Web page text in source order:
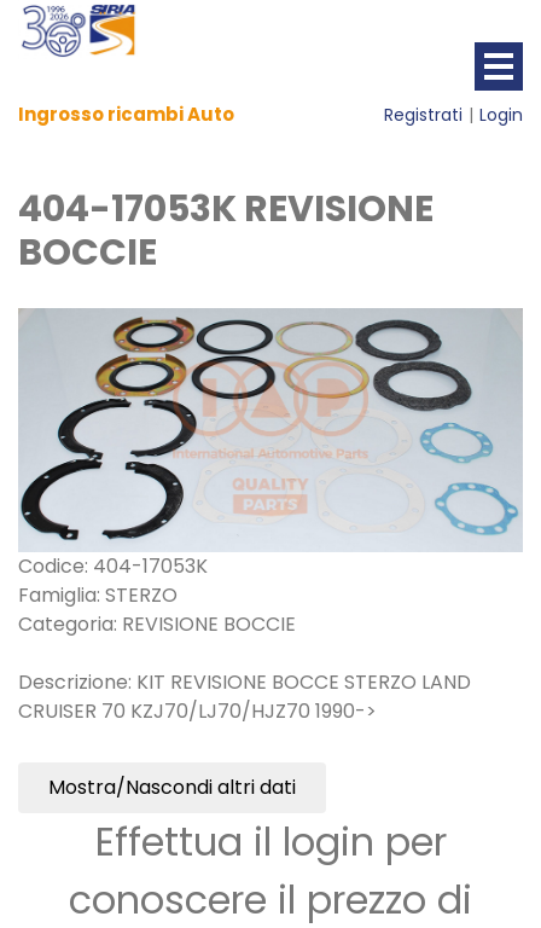
Ingrosso ricambi Auto Registrati Login
404-17053K REVISIONE
BOCCIE
Codice: 404-17053K
Famiglia: STERZO
Categoria: REVISIONE BOCCIE
Descrizione: KIT REVISIONE BOCCE STERZO LAND
CRUISER 70 KZJ70/LJ70/HJZ70 1990->
Mostra/Nascondi altri dati
Effettua il login per
conoscere il prezzo di